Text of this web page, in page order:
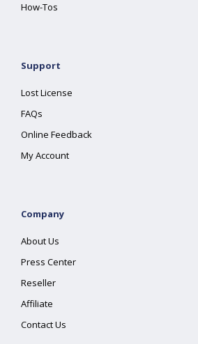
How-Tos
Support
Lost License
FAQs
Online Feedback
My Account
Company
About Us
Press Center
Reseller
Affiliate
Contact Us